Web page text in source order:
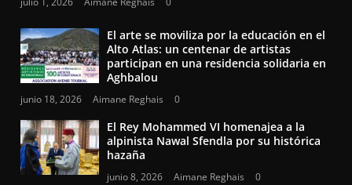
El arte se moviliza por la educación en el
Alto Atlas: un centenar de artistas
participan en una residencia solidaria en
Aghbalou
junio 18, 2026 Aimane Reghais 0
El Rey Mohammed VI homenajea a la
alpinista Nawal Sfendla por su histórica
hazaña
junio 8, 2026 Aimane Reghais 0